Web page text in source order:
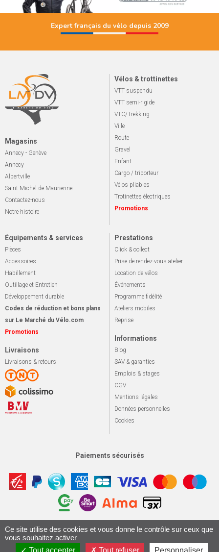
Expert français du vélo depuis 2009
Magasins
Annecy - Genève
Annecy
Albertville
Saint-Michel-de-Maurienne
Contactez-nous
Notre histoire
Vélos & trottinettes
VTT suspendu
VTT semi-rigide
VTC/Trekking
Ville
Route
Gravel
Enfant
Cargo / triporteur
Vélos pliables
Trotinettes électriques
Promotions
Équipements & services
Pièces
Accessoires
Habillement
Outillage et Entretien
Développement durable
Codes de réduction et bons plans
sur Le Marché du Vélo.com
Promotions
Livraisons
Livraisons & retours
Prestations
Click & collect
Prise de rendez-vous atelier
Location de vélos
Événements
Programme fidélité
Ateliers mobiles
Reprise
Informations
Blog
SAV & garanties
Emplois & stages
CGV
Mentions légales
Données personnelles
Cookies
Paiements sécurisés
© 2026 Le marché du vélo Tous droits réservés. Apotekisto,
Conception & Réalisation 161.io
Ce site utilise des cookies et vous donne le contrôle sur ceux que
vous souhaitez activer
Tout accepter
Tout refuser Personnaliser